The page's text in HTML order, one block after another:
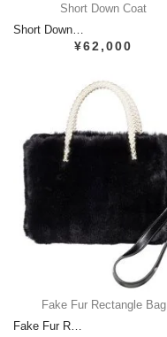
Short Down Coat
Short Down…
¥62,000
Fake Fur Rectangle Bag
Fake Fur R…